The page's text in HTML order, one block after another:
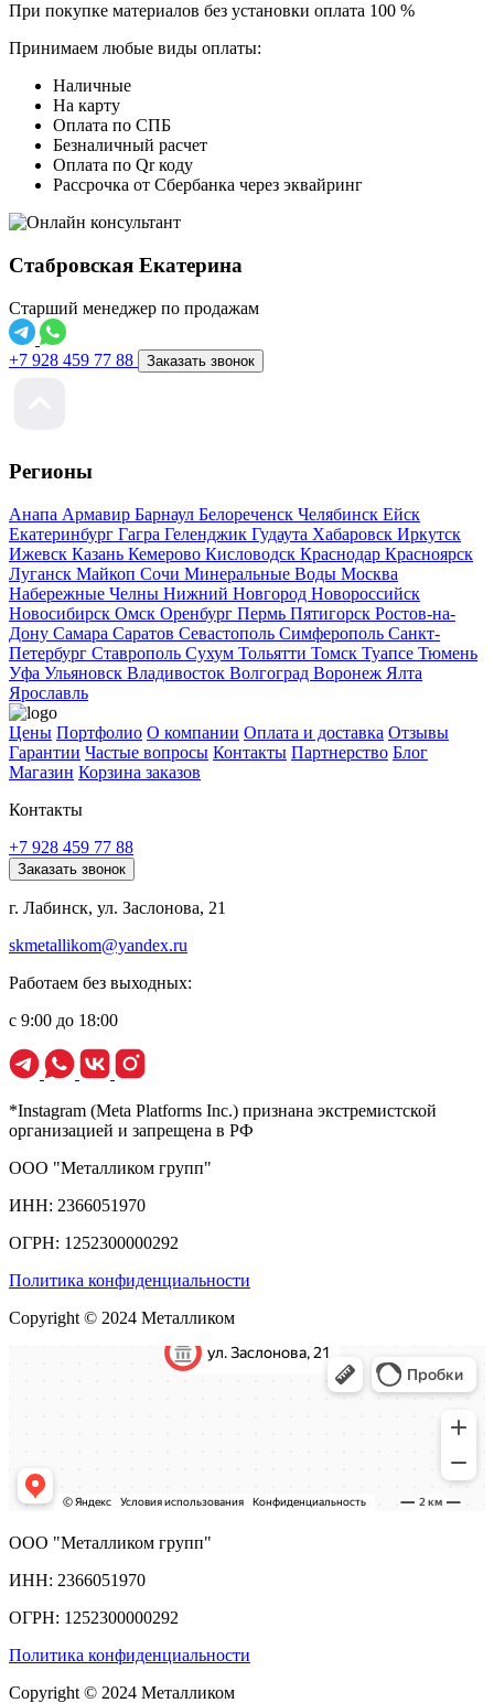
При покупке материалов без установки оплата 100 %
Принимаем любые виды оплаты:
Наличные
На карту
Оплата по СПБ
Безналичный расчет
Оплата по Qr коду
Рассрочка от Сбербанка через эквайринг
Стабровская Екатерина
Старший менеджер по продажам
+7 928 459 77 88 Заказать звонок
Регионы
Анапа Армавир Барнаул Белореченск Челябинск Ейск
Екатеринбург Гагра Геленджик Гудаута Хабаровск Иркутск
Ижевск Казань Кемерово Кисловодск Краснодар Красноярск
Луганск Майкоп Сочи Минеральные Воды Москва
Набережные Челны Нижний Новгород Новороссийск
Новосибирск Омск Оренбург Пермь Пятигорск Ростов-на-
Дону Самара Саратов Севастополь Симферополь Санкт-
Петербург Ставрополь Сухум Тольятти Томск Туапсе Тюмень
Уфа Ульяновск Владивосток Волгоград Воронеж Ялта
Ярославль
Цены Портфолио О компании Оплата и доставка Отзывы
Гарантии Частые вопросы Контакты Партнерство Блог
Магазин Корзина заказов
Контакты
+7 928 459 77 88
Заказать звонок
г. Лабинск, ул. Заслонова, 21
skmetallikom@yandex.ru
Работаем без выходных:
с 9:00 до 18:00
*Instagram (Meta Platforms Inc.) признана экстремистской
организацией и запрещена в РФ
ООО "Металликом групп"
ИНН: 2366051970
ОГРН: 1252300000292
Политика конфиденциальности
Copyright © 2024 Металликом
ООО "Металликом групп"
ИНН: 2366051970
ОГРН: 1252300000292
Политика конфиденциальности
Copyright © 2024 Металликом